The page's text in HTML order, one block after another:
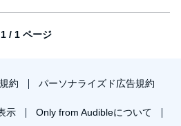
1 / 1 ページ
約 パーソナライズド広告規約
示 Only from Audibleについて